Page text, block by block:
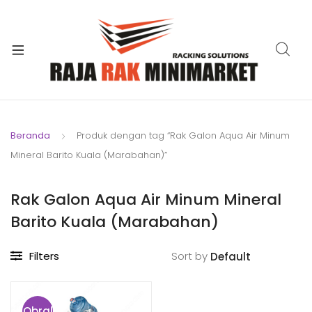
Beranda
Produk dengan tag “Rak Galon Aqua Air Minum
Mineral Barito Kuala (Marabahan)”
Rak Galon Aqua Air Minum Mineral
Barito Kuala (Marabahan)
Filters Sort by